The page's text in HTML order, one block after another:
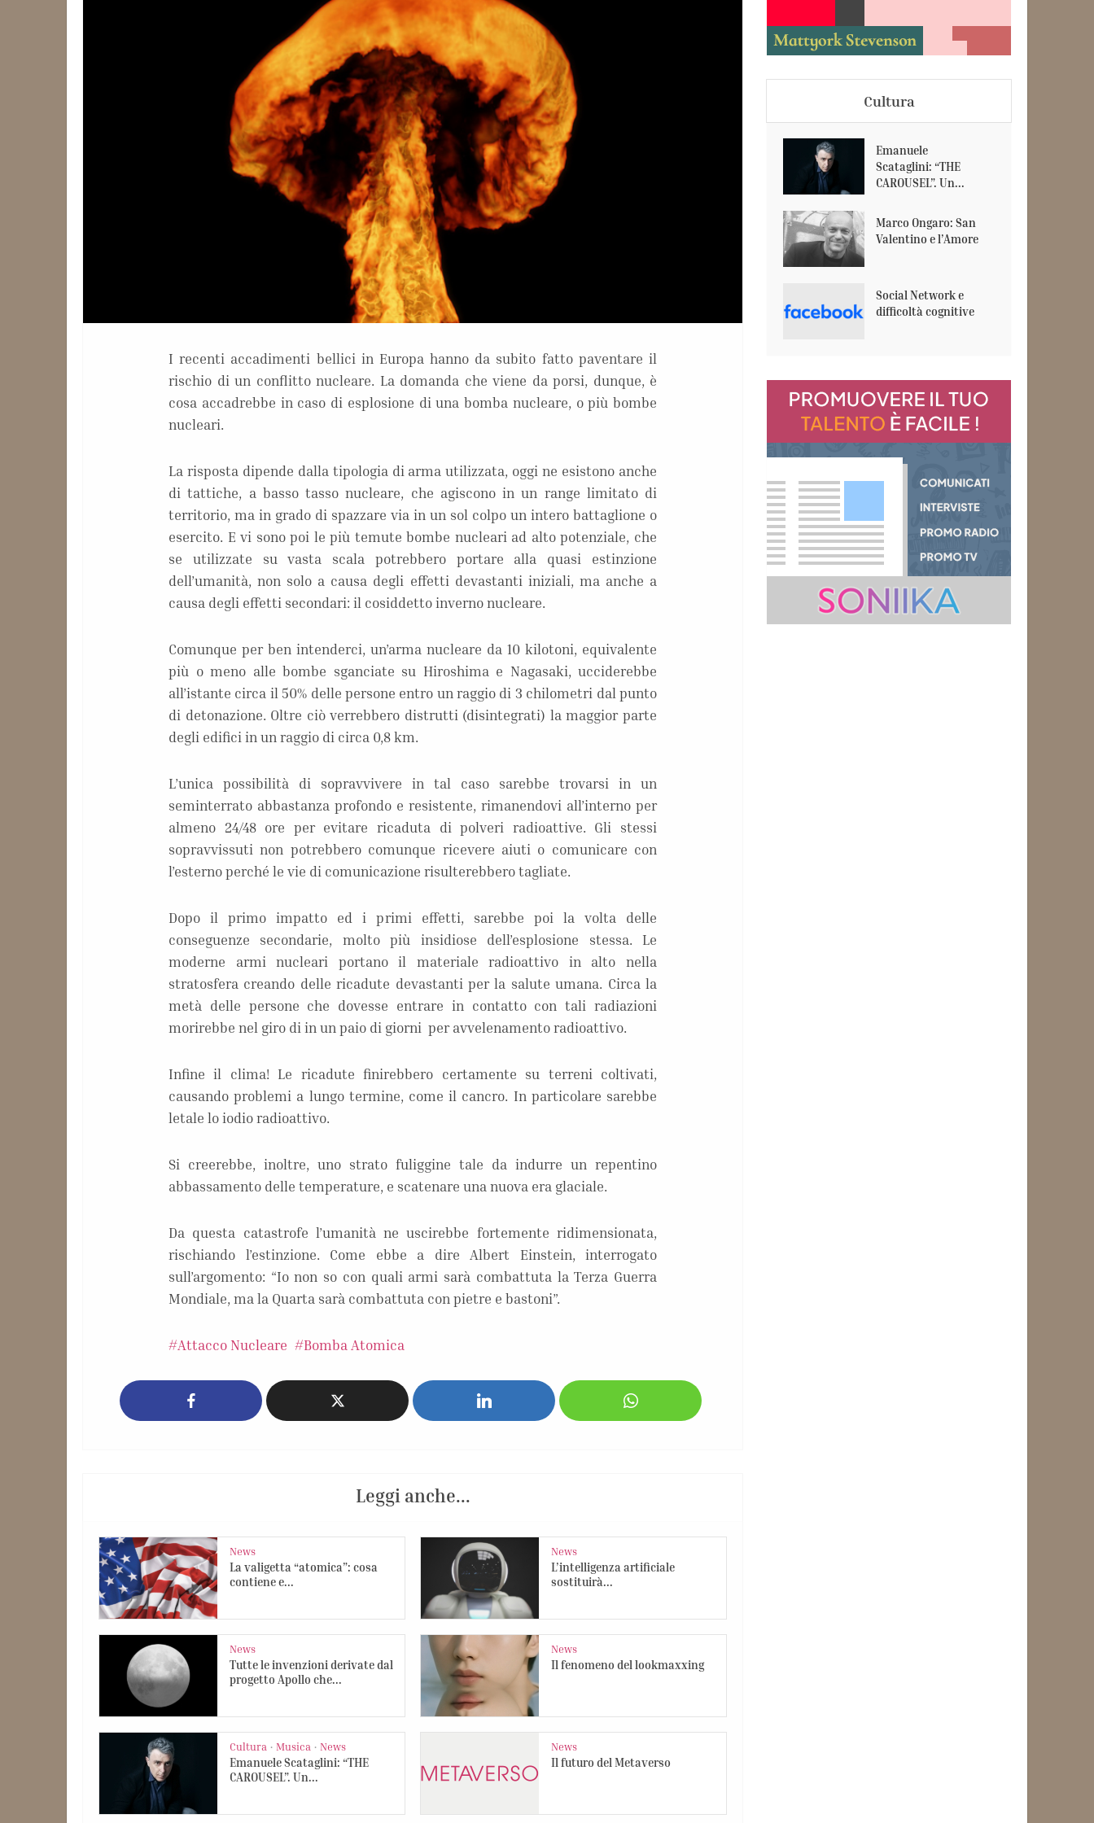
I recenti accadimenti bellici in Europa hanno da subito fatto paventare il
rischio di un conflitto nucleare. La domanda che viene da porsi, dunque, è
cosa accadrebbe in caso di esplosione di una bomba nucleare, o più bombe
nucleari.
La risposta dipende dalla tipologia di arma utilizzata, oggi ne esistono anche
di tattiche, a basso tasso nucleare, che agiscono in un range limitato di
territorio, ma in grado di spazzare via in un sol colpo un intero battaglione o
esercito. E vi sono poi le più temute bombe nucleari ad alto potenziale, che
se utilizzate su vasta scala potrebbero portare alla quasi estinzione
dell’umanità, non solo a causa degli effetti devastanti iniziali, ma anche a
causa degli effetti secondari: il cosiddetto inverno nucleare.
Comunque per ben intenderci, un’arma nucleare da 10 kilotoni, equivalente
più o meno alle bombe sganciate su Hiroshima e Nagasaki, ucciderebbe
all’istante circa il 50% delle persone entro un raggio di 3 chilometri dal punto
di detonazione. Oltre ciò verrebbero distrutti (disintegrati) la maggior parte
degli edifici in un raggio di circa 0,8 km.
L’unica possibilità di sopravvivere in tal caso sarebbe trovarsi in un
seminterrato abbastanza profondo e resistente, rimanendovi all’interno per
almeno 24/48 ore per evitare ricaduta di polveri radioattive. Gli stessi
sopravvissuti non potrebbero comunque ricevere aiuti o comunicare con
l’esterno perché le vie di comunicazione risulterebbero tagliate.
Dopo il primo impatto ed i primi effetti, sarebbe poi la volta delle
conseguenze secondarie, molto più insidiose dell’esplosione stessa. Le
moderne armi nucleari portano il materiale radioattivo in alto nella
stratosfera creando delle ricadute devastanti per la salute umana. Circa la
metà delle persone che dovesse entrare in contatto con tali radiazioni
morirebbe nel giro di in un paio di giorni per avvelenamento radioattivo.
Infine il clima! Le ricadute finirebbero certamente su terreni coltivati,
causando problemi a lungo termine, come il cancro. In particolare sarebbe
letale lo iodio radioattivo.
Si creerebbe, inoltre, uno strato fuliggine tale da indurre un repentino
abbassamento delle temperature, e scatenare una nuova era glaciale.
Da questa catastrofe l’umanità ne uscirebbe fortemente ridimensionata,
rischiando l’estinzione. Come ebbe a dire Albert Einstein, interrogato
sull’argomento: “Io non so con quali armi sarà combattuta la Terza Guerra
Mondiale, ma la Quarta sarà combattuta con pietre e bastoni”.
Attacco Nucleare Bomba Atomica
Leggi anche...
News
La valigetta “atomica”: cosa
contiene e...
News
L’intelligenza artificiale
sostituirà...
News
Tutte le invenzioni derivate dal
progetto Apollo che...
News
Il fenomeno del lookmaxxing
Cultura • Musica • News
Emanuele Scataglini: “THE
CAROUSEL”. Un...
News
Il futuro del Metaverso
Cultura
Emanuele
Scataglini: “THE
CAROUSEL”. Un...
Marco Ongaro: San
Valentino e l’Amore
Social Network e
difficoltà cognitive